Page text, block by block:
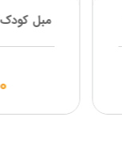
مبل